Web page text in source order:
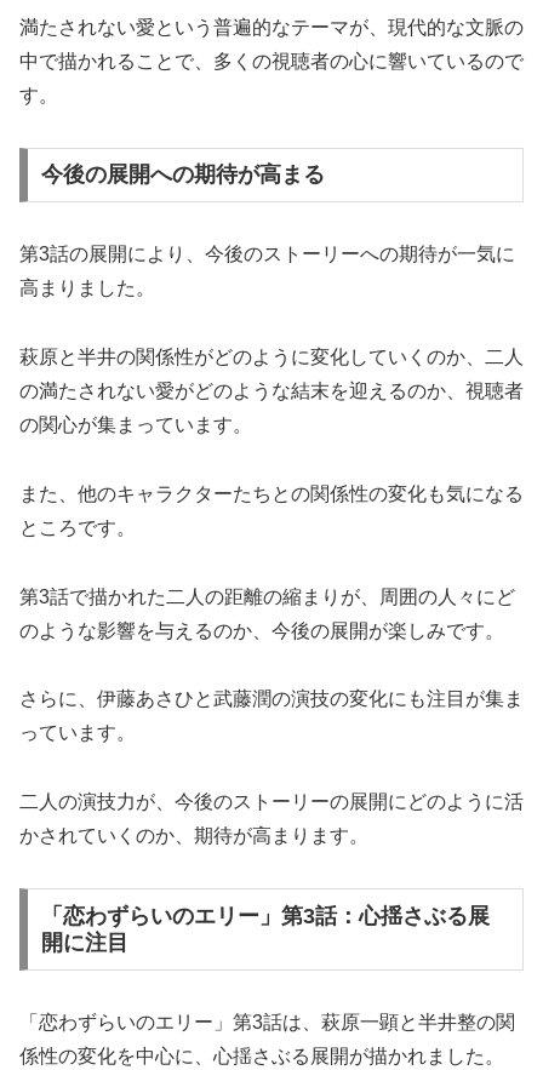
満たされない愛という普遍的なテーマが、現代的な文脈の
中で描かれることで、多くの視聴者の心に響いているので
す。
今後の展開への期待が高まる
第3話の展開により、今後のストーリーへの期待が一気に
高まりました。
萩原と半井の関係性がどのように変化していくのか、二人
の満たされない愛がどのような結末を迎えるのか、視聴者
の関心が集まっています。
また、他のキャラクターたちとの関係性の変化も気になる
ところです。
第3話で描かれた二人の距離の縮まりが、周囲の人々にど
のような影響を与えるのか、今後の展開が楽しみです。
さらに、伊藤あさひと武藤潤の演技の変化にも注目が集ま
っています。
二人の演技力が、今後のストーリーの展開にどのように活
かされていくのか、期待が高まります。
「恋わずらいのエリー」第3話：心揺さぶる展
開に注目
「恋わずらいのエリー」第3話は、萩原一顕と半井整の関
係性の変化を中心に、心揺さぶる展開が描かれました。